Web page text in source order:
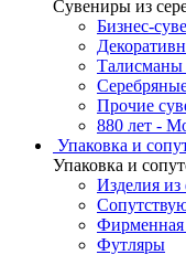
Сувениры из
Бизнес-
Талисманы
Прочие
880 лет -
Упаковка и
Упаковка и
Изделия из
Фирменная
Футляры